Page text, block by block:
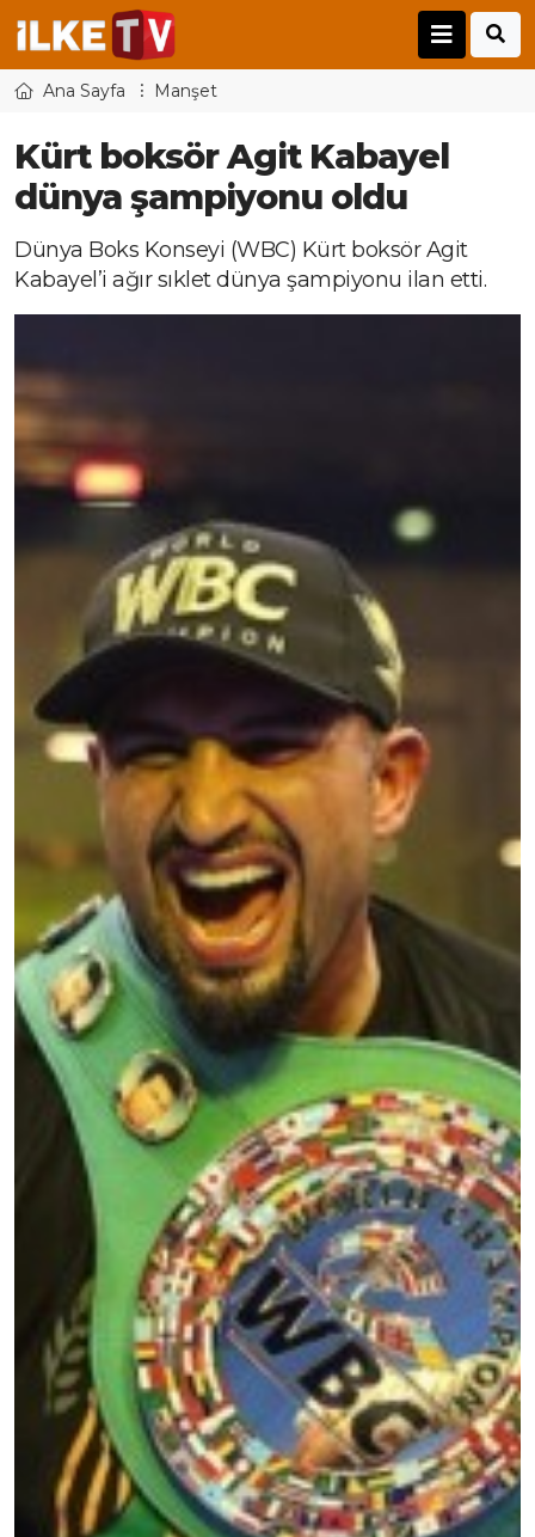
Ana Sayfa Manşet
Kürt boksör Agit Kabayel
dünya şampiyonu oldu
Dünya Boks Konseyi (WBC) Kürt boksör Agit
Kabayel’i ağır sıklet dünya şampiyonu ilan etti.